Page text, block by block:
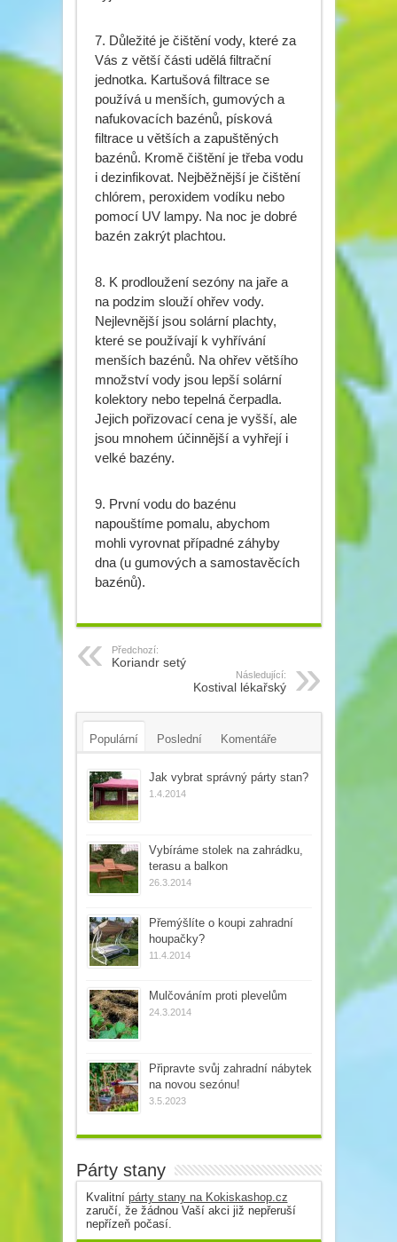
7. Důležité je čištění vody, které za
Vás z větší části udělá filtrační
jednotka. Kartušová filtrace se
používá u menších, gumových a
nafukovacích bazénů, písková
filtrace u větších a zapuštěných
bazénů. Kromě čištění je třeba vodu
i dezinfikovat. Nejběžnější je čištění
chlórem, peroxidem vodíku nebo
pomocí UV lampy. Na noc je dobré
bazén zakrýt plachtou.
8. K prodloužení sezóny na jaře a
na podzim slouží ohřev vody.
Nejlevnější jsou solární plachty,
které se používají k vyhřívání
menších bazénů. Na ohřev většího
množství vody jsou lepší solární
kolektory nebo tepelná čerpadla.
Jejich pořizovací cena je vyšší, ale
jsou mnohem účinnější a vyhřejí i
velké bazény.
9. První vodu do bazénu
napouštíme pomalu, abychom
mohli vyrovnat případné záhyby
dna (u gumových a samostavěcích
bazénů).
Předchozí:
Koriandr setý
Následující:
Kostival lékařský
Populární Poslední Komentáře
Tagy Jak vybrat správný párty stan?
1.4.2014
Vybíráme stolek na zahrádku,
terasu a balkon
26.3.2014
Přemýšlíte o koupi zahradní
houpačky?
11.4.2014
Mulčováním proti plevelům
24.3.2014
Připravte svůj zahradní nábytek
na novou sezónu!
3.5.2023
Párty stany
Kvalitní párty stany na Kokiskashop.cz
zaručí, že žádnou Vaší akci již nepřeruší
nepřízeň počasí.